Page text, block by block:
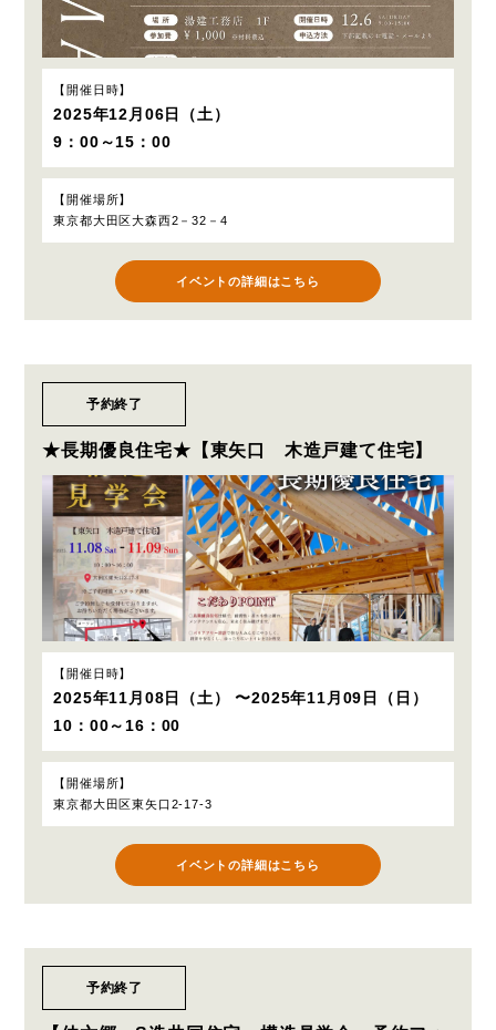
開催日時
2025年12月06日（土）
9：00～15：00
開催場所
東京都大田区大森西2－32－4
イベントの詳細はこちら
予約終了
★長期優良住宅★【東矢口 木造戸建て住宅】
開催日時
2025年11月08日（土） 〜2025年11月09日（日）
10：00～16：00
開催場所
東京都大田区東矢口2-17-3
イベントの詳細はこちら
予約終了